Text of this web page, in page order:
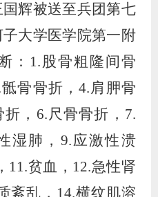
辉被送至兵团第七
大学医学院第一附
： 1. 股骨粗隆间骨
骶骨骨折，4.肩胛骨
， 6.尺骨骨折， 7.
湿肺， 9.应激性溃
11.贫血， 12.急性肾
紊乱， 14.横纹肌溶